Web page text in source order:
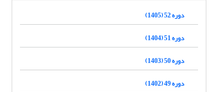
دوره 52 (1405)
دوره 51 (1404)
دوره 50 (1403)
دوره 49 (1402)